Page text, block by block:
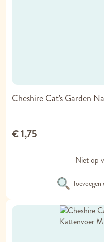
Cheshire Cat's Garden
€ 1,75
Niet op